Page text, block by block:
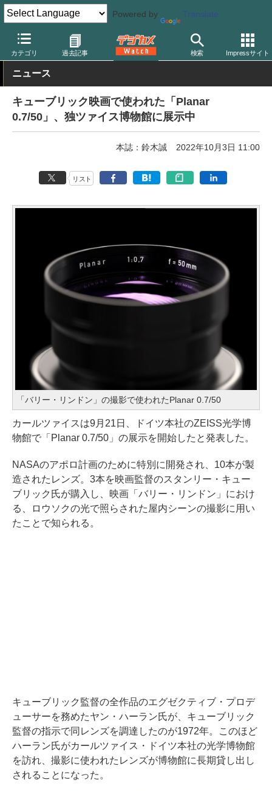
Powered by Translate
カテゴリ 過去記事 検索 Impressサイト
デジカメ Watch レンズ 交換レンズ カールツァイス
ニュース
キューブリック映画で使われた「Planar
0.7/50」、独ツァイス博物館に展示中
本誌：鈴木誠 2022年10月3日 11:00
リスト
「バリー・リンドン」の撮影で使われたPlanar 0.7/50
カールツァイスは9月21日、ドイツ本社のZEISS光学博
物館で「Planar 0.7/50」の展示を開始したと発表した。
NASAのアポロ計画のために特別に開発され、10本が製
造されたレンズ。3本を映画監督のスタンリー・キュー
ブリック氏が購入し、映画「バリー・リンドン」におけ
る、ロウソクの光で照らされた屋内シーンの撮影に用い
たことで知られる。
キューブリック監督の全作品のエグゼクティブ・プロデ
ューサーを務めたヤン・ハーラン氏が、キューブリック
監督の指示で同レンズを調達したのが1972年。このほど
ハーラン氏がカールツァイス・ドイツ本社の光学博物館
を訪れ、撮影に使われたレンズが博物館に長期貸し出し
されることになった。